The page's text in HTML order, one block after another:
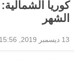
كوريا
الشهر
13 ديسمبر 2019, 15:56 GMT